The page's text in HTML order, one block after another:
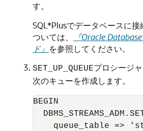
す。
SQL*Plusでデータベースに接
ついては、
『Oracle
ド』 を参照してください。
SET_UP_QUEUEプロシージャ
次のキューを作成します。
BEGIN
queue_table =>